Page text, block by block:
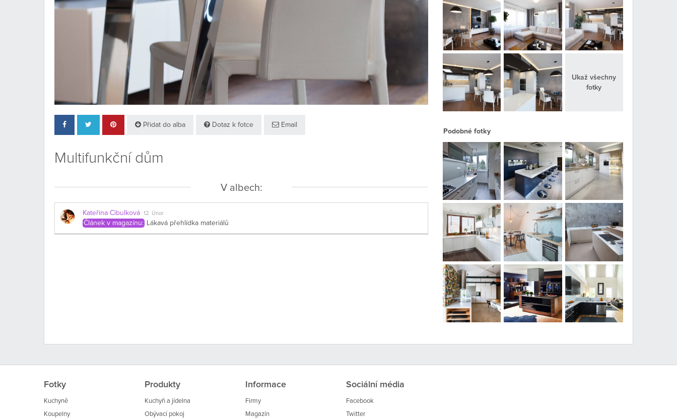
Přidat do alba Dotaz k fotce Email
Multifunkční dům
V albech:
Kateřina Cibulková 12. Únor
Článek v magazínu: Lákavá přehlídka materiálů
Ukaž všechny
fotky
Podobné fotky
Fotky
Kuchyně
Koupelny
Produkty
Kuchyň a jídelna
Obývací pokoj
Informace
Firmy
Magazín
Sociální média
Facebook
Twitter